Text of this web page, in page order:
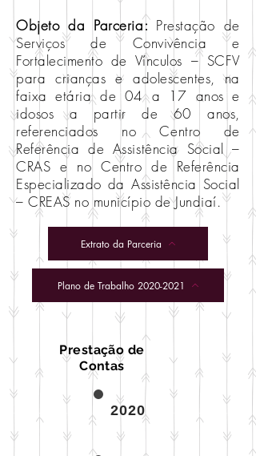
Objeto da Parceria: Prestação de
Serviços de Convivência e
Fortalecimento de Vínculos – SCFV
para crianças e adolescentes, na
faixa etária de 04 a 17 anos e
idosos a partir de 60 anos,
referenciados no Centro de
Referência de Assistência Social –
CRAS e no Centro de Referência
Especializado da Assistência Social
– CREAS no município de Jundiaí.
Extrato da Parceria
Plano de Trabalho 2020-2021
Prestação de
Contas
2020